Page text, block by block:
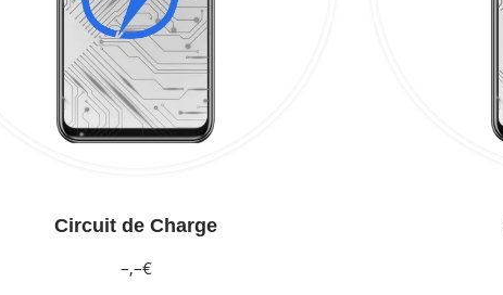
Circuit de Charge
–,–€